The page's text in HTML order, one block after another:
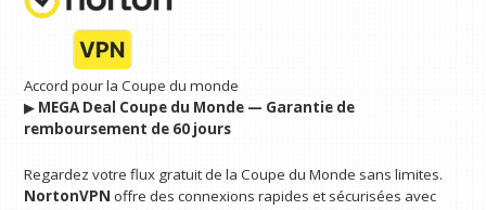
Accord pour la Coupe du monde
▶︎ MEGA Deal Coupe du Monde — Garantie de
remboursement de 60 jours
Regardez votre flux gratuit de la Coupe du Monde sans limites.
NortonVPN offre des connexions rapides et sécurisées avec